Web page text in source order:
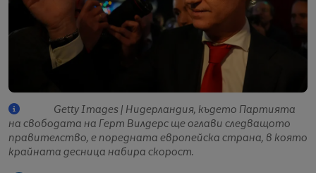
Getty Images | Нидерландия, където Партията
на свободата на Герт Вилдерс ще оглави следващото
правителство, е поредната европейска страна, в която
крайната десница набира скорост.